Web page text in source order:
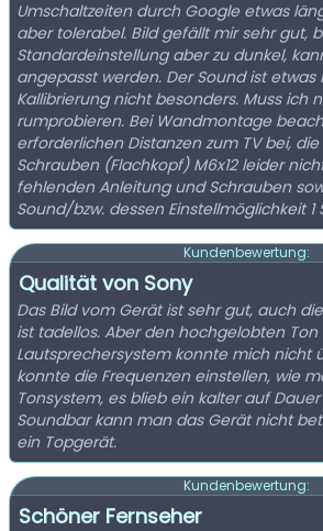
Umschaltzeiten durch Google etwas
aber tolerabel. Bild gefällt mir sehr gut,
Standardeinstellung aber zu dunkel,
angepasst werden. Der Sound ist
Kallibrierung nicht besonders. Muss ich
rumprobieren. Bei Wandmontage
erforderlichen Distanzen zum TV bei,
Schrauben (Flachkopf) M6x12 leider
fehlenden Anleitung und Schrauben
Sound/bzw. dessen Einstellmöglichkeit 1
Kundenbewertung:
Qualität von Sony
Das Bild vom Gerät ist sehr gut, auch
ist tadellos. Aber den hochgelobten
Lautsprechersystem konnte mich nicht
konnte die Frequenzen einstellen, wie
Tonsystem, es blieb ein kalter auf
Soundbar kann man das Gerät nicht
ein Topgerät.
Kundenbewertung:
Schöner Fernseher